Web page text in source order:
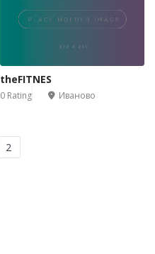
theFITNES
0 Rating Иваново
2